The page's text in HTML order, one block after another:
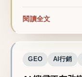
閱讀全文
GEO AI行銷